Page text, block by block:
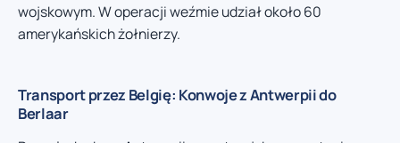
wojskowym. W operacji weźmie udział około 60
amerykańskich żołnierzy.
Transport przez Belgię: Konwoje z Antwerpii do
Berlaar